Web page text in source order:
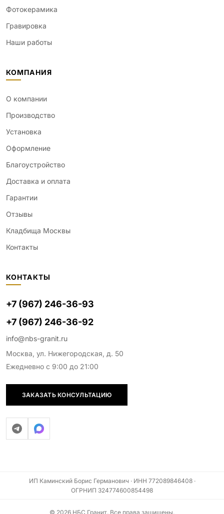
Фотокерамика
Гравировка
Наши работы
КОМПАНИЯ
О компании
Производство
Установка
Оформление
Благоустройство
Доставка и оплата
Гарантии
Отзывы
Кладбища Москвы
Контакты
КОНТАКТЫ
+7 (967) 246-36-93
+7 (967) 246-36-92
info@nbs-granit.ru
Москва, ул. Нижегородская, д. 50
Ежедневно с 9:00 до 21:00
ЗАКАЗАТЬ КОНСУЛЬТАЦИЮ
ИП Каминский Борис Германович · ИНН 772089846408 ·
ОГРНИП 324774600854498
© 2026 НБС Гранит. Все права защищены.